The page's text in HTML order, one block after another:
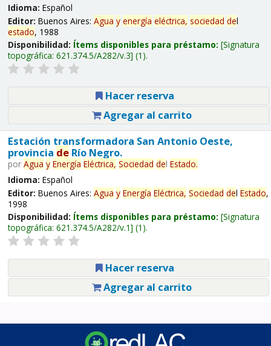
Idioma: Español
Editor: Buenos Aires: Agua y energía eléctrica, sociedad del
estado, 1988
Disponibilidad: Ítems disponibles para préstamo: Signatura
topográfica: 621.374.5/A282/v.3 (1).
Hacer reserva
Agregar al carrito
Estación transformadora San Antonio Oeste,
provincia deRío Negro.
por Agua y Energía Eléctrica, Sociedad del Estado.
Idioma: Español
Editor: Buenos Aires: Agua y Energía Eléctrica, Sociedad del Estado,
1998
Disponibilidad: Ítems disponibles para préstamo: Signatura
topográfica: 621.374.5/A282/v.1 (1).
Hacer reserva
Agregar al carrito